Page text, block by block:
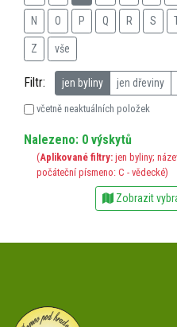
N O P Q R S
Z vše
Filtr: jen byliny jen dřeviny
včetně neaktuálních položek
Nalezeno: 0 výskytů
(Aplikované filtry: jen byliny;
počáteční písmeno: C - vědecké)
Zobrazit